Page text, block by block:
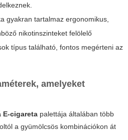
gyakran tartalmaz ergonomikus,
nikotinszinteket felölelő
típus található, fontos megérteni az
amelyeket
E-cigareta palettája általában több
a gyümölcsös kombinációkon át